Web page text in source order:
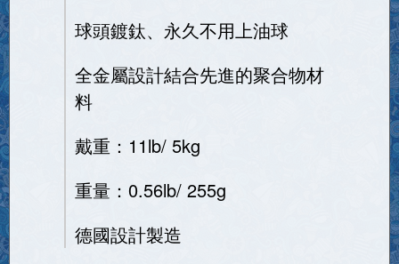
球頭鍍鈦、永久不用上油球
全金屬設計結合先進的聚合物材
料
戴重：11lb/ 5kg
重量：0.56lb/ 255g
德國設計製造